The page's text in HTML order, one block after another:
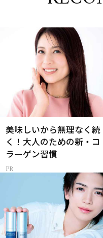
美味しいから無理なく続
く！大人のための新・コ
ラーゲン習慣